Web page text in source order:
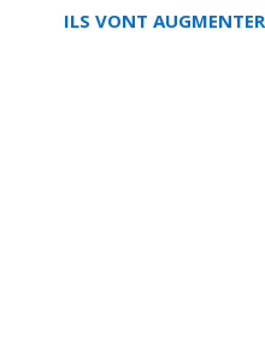
ILS VONT